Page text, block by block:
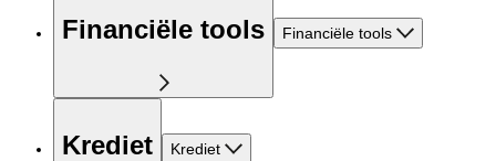
Financiële tools Financiële tools
Krediet Krediet